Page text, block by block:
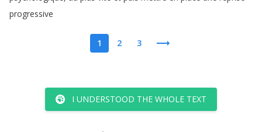
progressive
1 2 3
I UNDERSTOOD THE WHOLE TEXT